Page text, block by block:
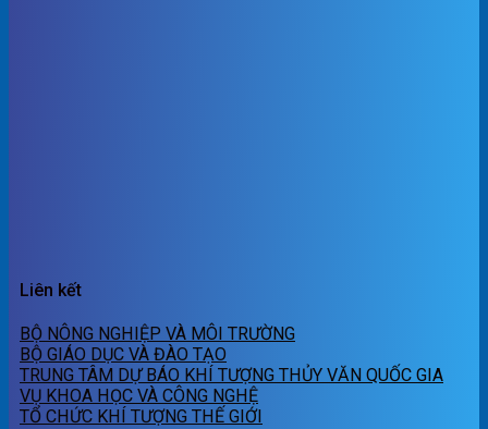
Liên kết
BỘ NÔNG NGHIỆP VÀ MÔI TRƯỜNG
BỘ GIÁO DỤC VÀ ĐÀO TẠO
TRUNG TÂM DỰ BÁO KHÍ TƯỢNG THỦY VĂN QUỐC GIA
VỤ KHOA HỌC VÀ CÔNG NGHỆ
TỔ CHỨC KHÍ TƯỢNG THẾ GIỚI